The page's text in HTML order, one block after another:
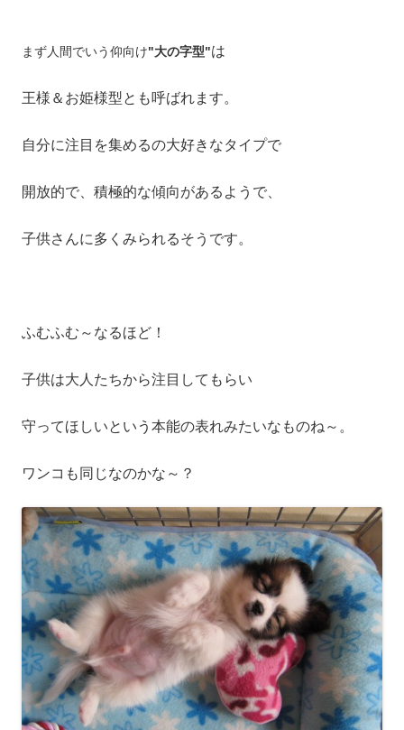
まず人間でいう仰向け"大の字型"は
王様＆お姫様型とも呼ばれます。
自分に注目を集めるの大好きなタイプで
開放的で、積極的な傾向があるようで、
子供さんに多くみられるそうです。
ふむふむ～なるほど！
子供は大人たちから注目してもらい
守ってほしいという本能の表れみたいなものね～。
ワンコも同じなのかな～？